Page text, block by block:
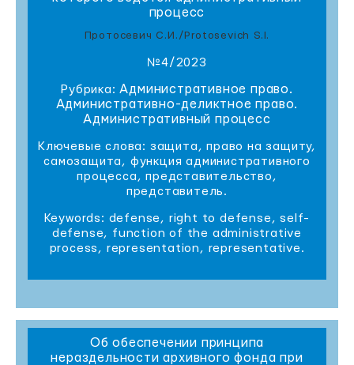
процесс
Протосевич С.И./Protosevich S.I.
№4/2023
Рубрика:Административное право.
Административно-деликтное право.
Административный процесс
Ключевые слова: защита, право на защиту,
самозащита, функция административного
процесса, представительство,
представитель.
Keywords: defense, right to defense, self-
defense, function of the administrative
process, representation, representative.
Об обеспечении принципа
нераздельности архивного фонда при